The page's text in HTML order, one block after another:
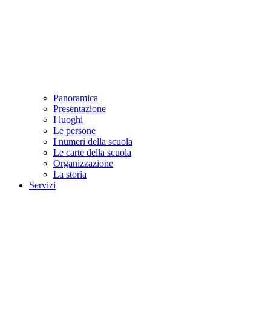
Panoramica
Presentazione
I luoghi
Le persone
I numeri della scuola
Le carte della scuola
Organizzazione
La storia
Servizi